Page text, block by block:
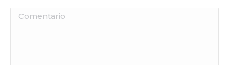
Comentario